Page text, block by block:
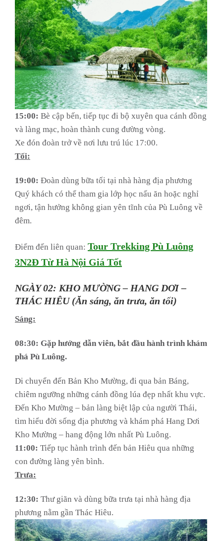
15:00: Bè cập bến, tiếp tục đi bộ xuyên qua cánh đồng
và làng mạc, hoàn thành cung đường vòng.
Xe đón đoàn trở về nơi lưu trú lúc 17:00.
Tối:
19:00: Đoàn dùng bữa tối tại nhà hàng địa phương
Quý khách có thể tham gia lớp học nấu ăn hoặc nghỉ
ngơi, tận hưởng không gian yên tĩnh của Pù Luông về
đêm.
Điểm đến liên quan: Tour Trekking Pù Luông
3N2Đ Từ Hà Nội Giá Tốt
NGÀY 02: KHO MƯỜNG – HANG DƠI –
THÁC HIÊU (Ăn sáng, ăn trưa, ăn tối)
Sáng:
08:30: Gặp hướng dẫn viên, bắt đầu hành trình khám
phá Pù Luông.
Di chuyển đến Bản Kho Mường, đi qua bản Báng,
chiêm ngưỡng những cánh đồng lúa đẹp nhất khu vực.
Đến Kho Mường – bản làng biệt lập của người Thái,
tìm hiểu đời sống địa phương và khám phá Hang Dơi
Kho Mường – hang động lớn nhất Pù Luông.
11:00: Tiếp tục hành trình đến bản Hiêu qua những
con đường làng yên bình.
Trưa:
12:30: Thư giãn và dùng bữa trưa tại nhà hàng địa
phương nằm gần Thác Hiêu.